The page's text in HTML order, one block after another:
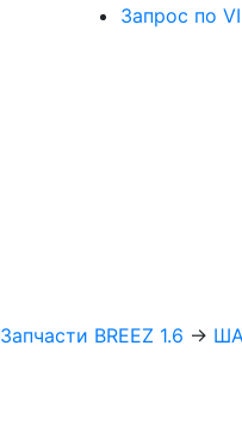
Запрос по
Запчасти BREEZ 1.6 →